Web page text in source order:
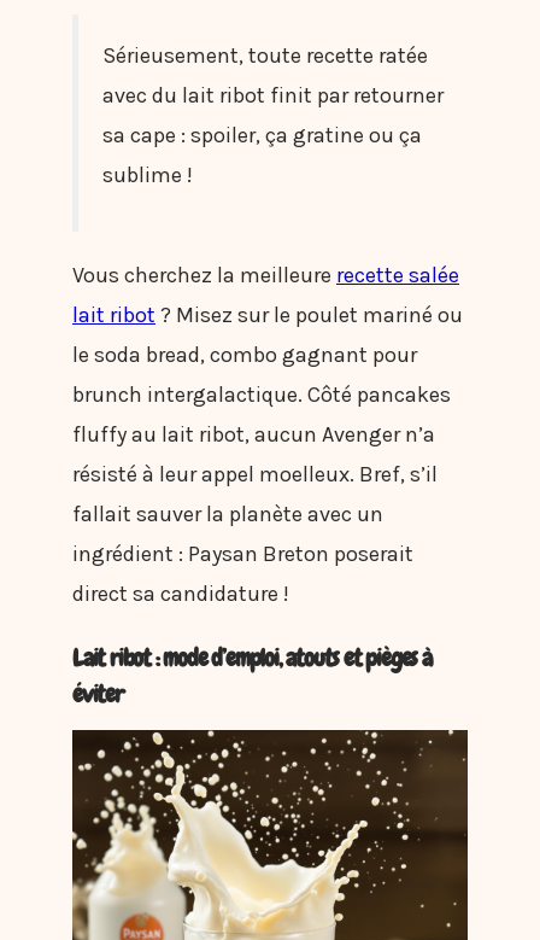
Sérieusement, toute recette ratée
avec du lait ribot finit par retourner
sa cape : spoiler, ça gratine ou ça
sublime !
Vous cherchez la meilleure recette salée
lait ribot ? Misez sur le poulet mariné ou
le soda bread, combo gagnant pour
brunch intergalactique. Côté pancakes
fluffy au lait ribot, aucun Avenger n’a
résisté à leur appel moelleux. Bref, s’il
fallait sauver la planète avec un
ingrédient : Paysan Breton poserait
direct sa candidature !
Lait ribot : mode d’emploi, atouts et pièges à
éviter